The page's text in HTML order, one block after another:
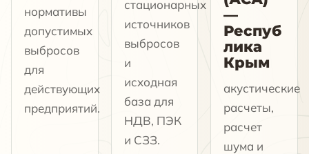
нормативы
допустимых
выбросов
для
действующих
предприятий.
стационарных
источников
выбросов
и
исходная
база для
НДВ, ПЭК
и СЗЗ.
—
Респуб
лика
Крым
акустические
расчеты,
расчет
шума и